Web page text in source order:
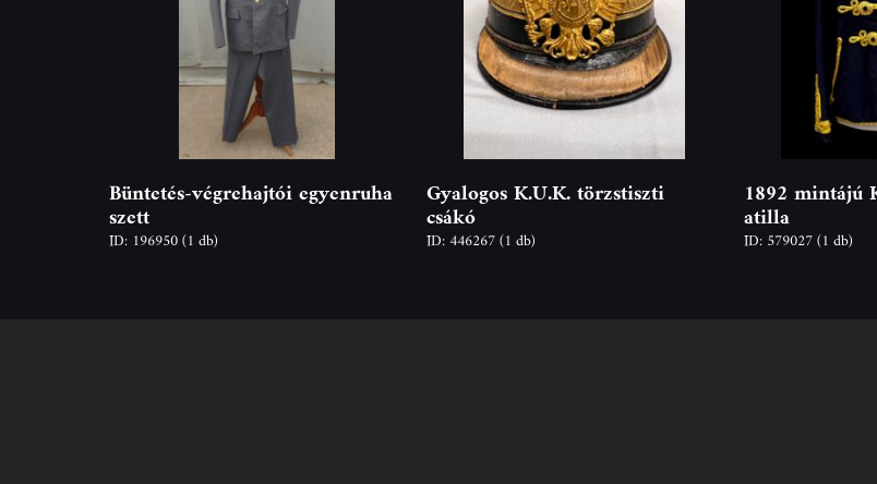
Büntetés-végrehajtói egyenruha
szett
ID: 196950(1 db)
Gyalogos K.U.K. törzstiszti
csákó
ID: 446267(1 db)
1892 mintájú
atilla
ID: 579027(1 db)